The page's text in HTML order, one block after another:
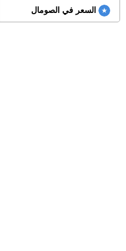
السعر في الصومال